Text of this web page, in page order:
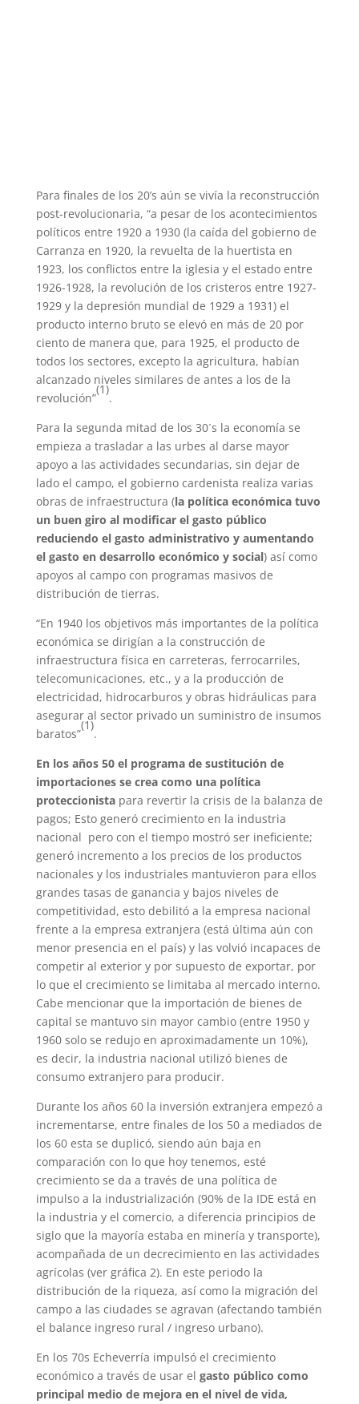
Para finales de los 20’s aún se vivía la reconstrucción
post-revolucionaria, “a pesar de los acontecimientos
políticos entre 1920 a 1930 (la caída del gobierno de
Carranza en 1920, la revuelta de la huertista en
1923, los conflictos entre la iglesia y el estado entre
1926-1928, la revolución de los cristeros entre 1927-
1929 y la depresión mundial de 1929 a 1931) el
producto interno bruto se elevó en más de 20 por
ciento de manera que, para 1925, el producto de
todos los sectores, excepto la agricultura, habían
alcanzado niveles similares de antes a los de la
revolución”
(1)
.
Para la segunda mitad de los 30´s la economía se
empieza a trasladar a las urbes al darse mayor
apoyo a las actividades secundarias, sin dejar de
lado el campo, el gobierno cardenista realiza varias
obras de infraestructura (la política económica tuvo
un buen giro al modificar el gasto público
reduciendo el gasto administrativo y aumentando
el gasto en desarrollo económico y social) así como
apoyos al campo con programas masivos de
distribución de tierras.
“En 1940 los objetivos más importantes de la política
económica se dirigían a la construcción de
infraestructura física en carreteras, ferrocarriles,
telecomunicaciones, etc., y a la producción de
electricidad, hidrocarburos y obras hidráulicas para
asegurar al sector privado un suministro de insumos
baratos”
(1)
.
En los años 50 el programa de sustitución de
importaciones se crea como una política
proteccionistapara revertir la crisis de la balanza de
pagos; Esto generó crecimiento en la industria
nacional pero con el tiempo mostró ser ineficiente;
generó incremento a los precios de los productos
nacionales y los industriales mantuvieron para ellos
grandes tasas de ganancia y bajos niveles de
competitividad, esto debilitó a la empresa nacional
frente a la empresa extranjera (está última aún con
menor presencia en el país) y las volvió incapaces de
competir al exterior y por supuesto de exportar, por
lo que el crecimiento se limitaba al mercado interno.
Cabe mencionar que la importación de bienes de
capital se mantuvo sin mayor cambio (entre 1950 y
1960 solo se redujo en aproximadamente un 10%),
es decir, la industria nacional utilizó bienes de
consumo extranjero para producir.
Durante los años 60 la inversión extranjera empezó a
incrementarse, entre finales de los 50 a mediados de
los 60 esta se duplicó, siendo aún baja en
comparación con lo que hoy tenemos, esté
crecimiento se da a través de una política de
impulso a la industrialización (90% de la IDE está en
la industria y el comercio, a diferencia principios de
siglo que la mayoría estaba en minería y transporte),
acompañada de un decrecimiento en las actividades
agrícolas (ver gráfica 2). En este periodo la
distribución de la riqueza, así como la migración del
campo a las ciudades se agravan (afectando también
el balance ingreso rural / ingreso urbano).
En los 70s Echeverría impulsó el crecimiento
económico a través de usar el gasto público como
principal medio de mejora en el nivel de vida,